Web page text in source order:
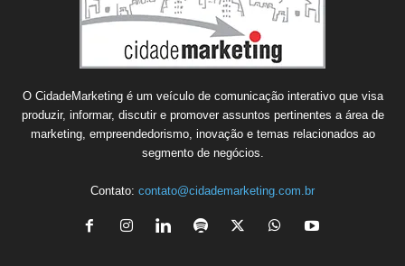
O CidadeMarketing é um veículo de comunicação interativo que visa
produzir, informar, discutir e promover assuntos pertinentes a área de
marketing, empreendedorismo, inovação e temas relacionados ao
segmento de negócios.
Contato: contato@cidademarketing.com.br